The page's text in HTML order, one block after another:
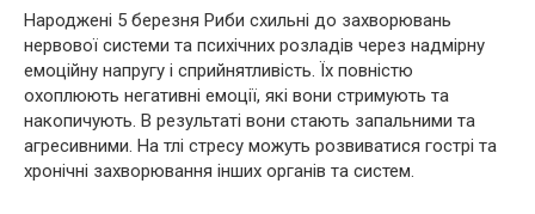
Народжені 5 березня Риби схильні до захворювань
нервової системи та психічних розладів через надмірну
емоційну напругу і сприйнятливість. Їх повністю
охоплюють негативні емоції, які вони стримують та
накопичують. В результаті вони стають запальними та
агресивними. На тлі стресу можуть розвиватися гострі та
хронічні захворювання інших органів та систем.